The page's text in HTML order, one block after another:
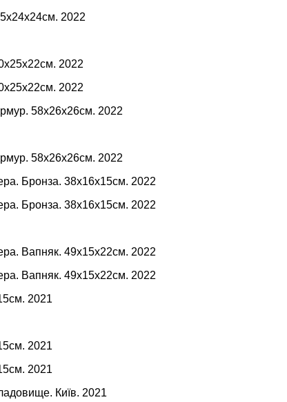
2022
2022
2022
58х26х26см. 2022
58х26х26см. 2022
Бронза. 38х16х15см. 2022
Бронза. 38х16х15см. 2022
Вапняк. 49х15х22см. 2022
Вапняк. 49х15х22см. 2022
2021
2021
2021
Київ. 2021